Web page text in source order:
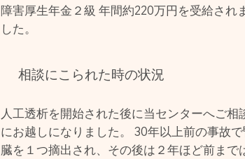
障害厚生年金２級 年間約220万円を受給され
した。
相談にこられた時の状況
人工透析を開始された後に当センターへご相
にお越しになりました。 30年以上前の事故で
臓を１つ摘出され、その後は２年ほど前まで